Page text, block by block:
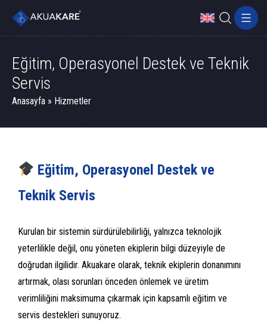
Eğitim, Operasyonel Destek ve Teknik
Servis
Anasayfa » Hizmetler
Eğitim, Operasyonel Destek ve
Teknik Servis
Kurulan bir sistemin sürdürülebilirliği, yalnızca teknolojik
yeterlilikle değil, onu yöneten ekiplerin bilgi düzeyiyle de
doğrudan ilgilidir. Akuakare olarak, teknik ekiplerin donanımını
artırmak, olası sorunları önceden önlemek ve üretim
verimliliğini maksimuma çıkarmak için kapsamlı eğitim ve
servis destekleri sunuyoruz.